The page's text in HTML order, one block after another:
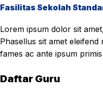
Fasilitas Sekolah
Lorem ipsum dolor sit
Phasellus sit amet
fames ac ante ipsum
Daftar Guru